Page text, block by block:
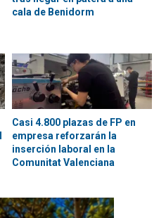
cala de Benidorm
Casi 4.800 plazas de FP en
empresa reforzarán la
inserción laboral en la
Comunitat Valenciana